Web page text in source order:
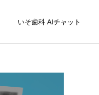
いそ歯科 AIチャット